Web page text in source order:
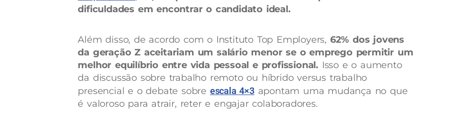
dificuldades em encontrar o candidato ideal.
Além disso, de acordo com o Instituto Top Employers, 62% dos jovens
da geração Z aceitariam um salário menor se o emprego permitir um
melhor equilíbrio entre vida pessoal e profissional. Isso e o aumento
da discussão sobre trabalho remoto ou híbrido versus trabalho
presencial e o debate sobre escala 4×3apontam uma mudança no que
é valoroso para atrair, reter e engajar colaboradores.